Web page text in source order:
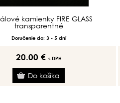
kamienky FIRE GLASS
transparentné
Doručenie do: 3 - 5 dní
20.00 € s DPH